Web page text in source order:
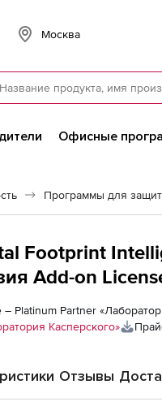
Москва
Офисные
Программы для
Footprint
Add-on
– Platinum Partner
Касперского»
Отзывы